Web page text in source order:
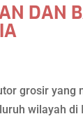
DAN
grosir yang
wilayah